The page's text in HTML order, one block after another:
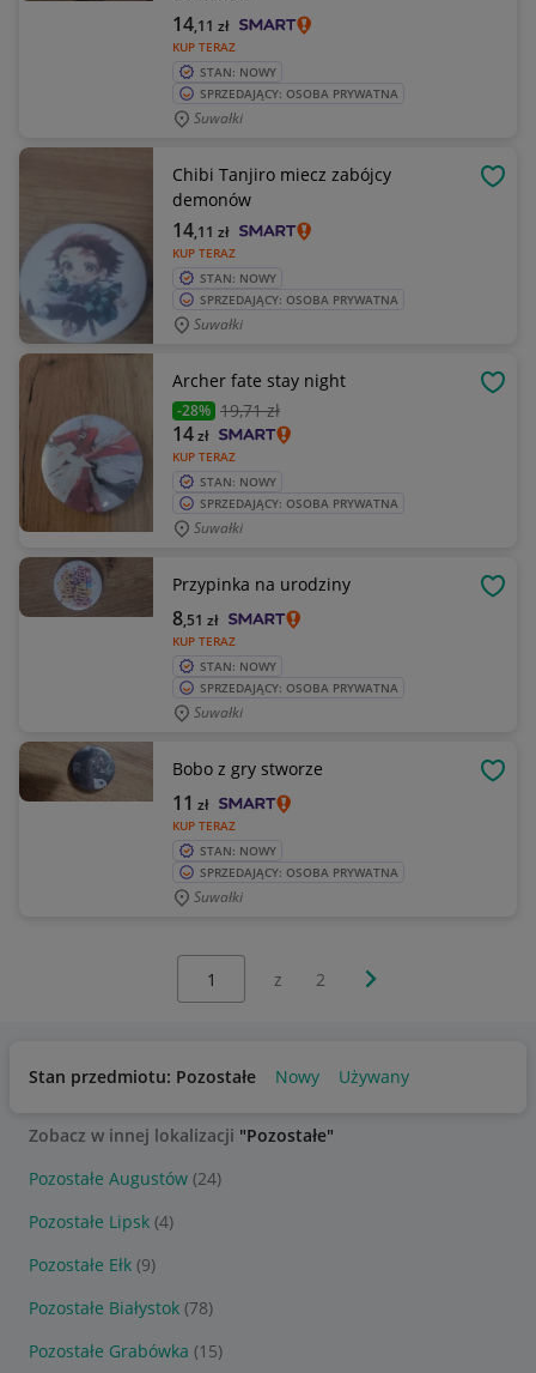
KUP TERAZ
14,11 zł
STAN: NOWY
SPRZEDAJĄCY: OSOBA PRYWATNA
Suwałki
Chibi Tanjiro miecz zabójcy
demonów
KUP TERAZ
14,11 zł
STAN: NOWY
SPRZEDAJĄCY: OSOBA PRYWATNA
Suwałki
Archer fate stay night
-28% 19,71 zł
KUP TERAZ
14zł
STAN: NOWY
SPRZEDAJĄCY: OSOBA PRYWATNA
Suwałki
Przypinka na urodziny
KUP TERAZ
8,51 zł
STAN: NOWY
SPRZEDAJĄCY: OSOBA PRYWATNA
Suwałki
Bobo z gry stworze
KUP TERAZ
11 zł
STAN: NOWY
SPRZEDAJĄCY: OSOBA PRYWATNA
Suwałki
z 2 Następna strona
Stan przedmiotu: Pozostałe Nowy Używany
Zobacz w innej lokalizacji "Pozostałe"
Pozostałe Augustów (24)
Pozostałe Lipsk (4)
Pozostałe Ełk (9)
Pozostałe Białystok (78)
Pozostałe Grabówka (15)